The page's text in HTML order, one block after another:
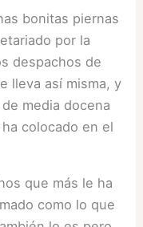
bonitas piernas
por la
despachos de
lleva así misma, y
media docena
colocado en el
que más le ha
como lo que